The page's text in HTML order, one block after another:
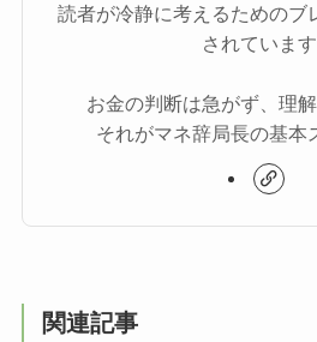
読者が冷静に考えるためのブ
されています
お金の判断は急がず、理
それがマネ辞局長の基本
関連記事